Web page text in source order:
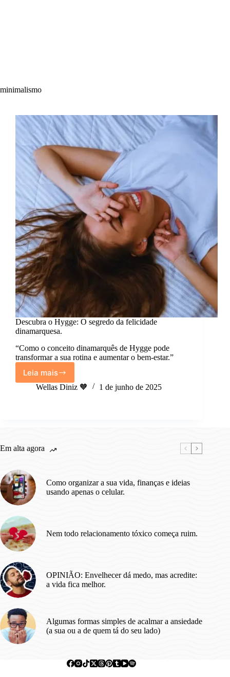
minimalismo
Descubra o Hygge: O segredo da felicidade
dinamarquesa.
“Como o conceito dinamarquês de Hygge pode
transformar a sua rotina e aumentar o bem-estar.”
Leia maisDescubra
o
Wellas Diniz 🧡 1 de junho de 2025
Em alta agora
Como organizar a sua vida, finanças e ideias
usando apenas o celular.
Nem todo relacionamento tóxico começa ruim.
OPINIÃO: Envelhecer dá medo, mas acredite:
a vida fica melhor.
Algumas formas simples de acalmar a ansiedade
(a sua ou a de quem tá do seu lado)